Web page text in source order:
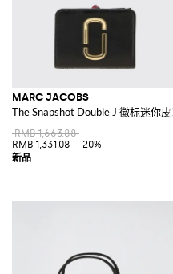
MARC JACOBS
The Snapshot Double J 徽标迷你
RMB 1,663.88
RMB 1,331.08
-20%